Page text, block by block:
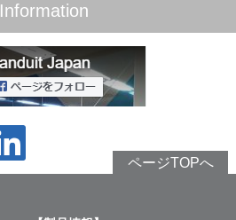
Information
ページTOPへ